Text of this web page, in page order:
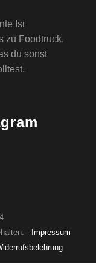
Isi
zu Foodtruck,
du sonst
- Impressum